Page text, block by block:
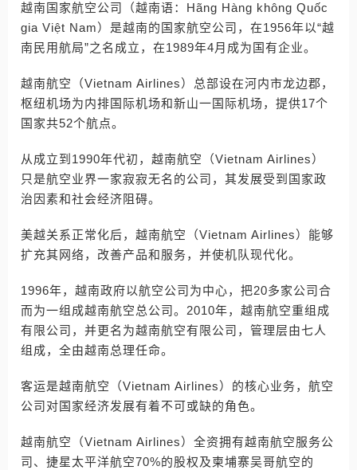
越南国家航空公司（越南语：Hãng Hàng không Quốc
gia Việt Nam）是越南的国家航空公司，在1956年以“越
南民用航局”之名成立，在1989年4月成为国有企业。
越南航空（Vietnam Airlines）总部设在河内市龙边郡，
枢纽机场为内排国际机场和新山一国际机场，提供17个
国家共52个航点。
从成立到1990年代初，越南航空（Vietnam Airlines）
只是航空业界一家寂寂无名的公司，其发展受到国家政
治因素和社会经济阻碍。
美越关系正常化后，越南航空（Vietnam Airlines）能够
扩充其网络，改善产品和服务，并使机队现代化。
1996年，越南政府以航空公司为中心，把20多家公司合
而为一组成越南航空总公司。2010年，越南航空重组成
有限公司，并更名为越南航空有限公司，管理层由七人
组成，全由越南总理任命。
客运是越南航空（Vietnam Airlines）的核心业务，航空
公司对国家经济发展有着不可或缺的角色。
越南航空（Vietnam Airlines）全资拥有越南航空服务公
司、捷星太平洋航空70%的股权及柬埔寨吴哥航空的